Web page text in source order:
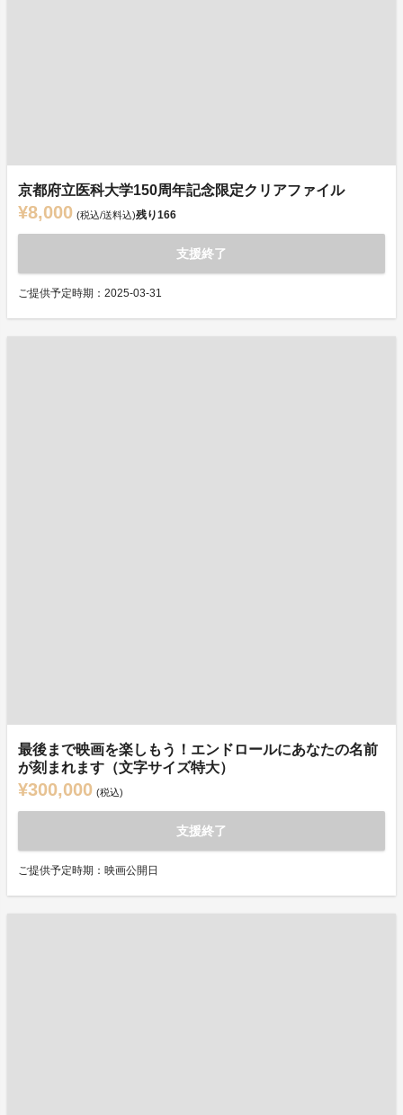
京都府立医科大学150周年記念限定クリアファイル
¥8,000 (税込/送料込)残り166
支援終了
ご提供予定時期：2025-03-31
最後まで映画を楽しもう！エンドロールにあなたの名前
が刻まれます（文字サイズ特大）
¥300,000 (税込)
支援終了
ご提供予定時期：映画公開日